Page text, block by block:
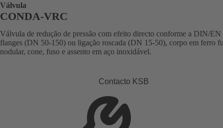
Válvula
CONDA-VRC
Válvula de redução de pressão com efeito directo conforme a DIN/EN
flanges (DN 50-150) ou ligação roscada (DN 15-50), corpo em ferro
nodular, cone, fuso e assento em aço inoxidável.
Contacto KSB